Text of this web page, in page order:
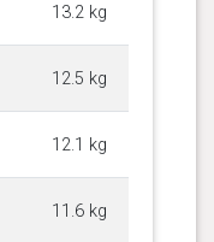
13.2 kg
12.5 kg
12.1 kg
11.6 kg